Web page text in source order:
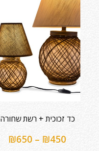
כד זכוכית + רשת שחורה
₪450
–
₪650